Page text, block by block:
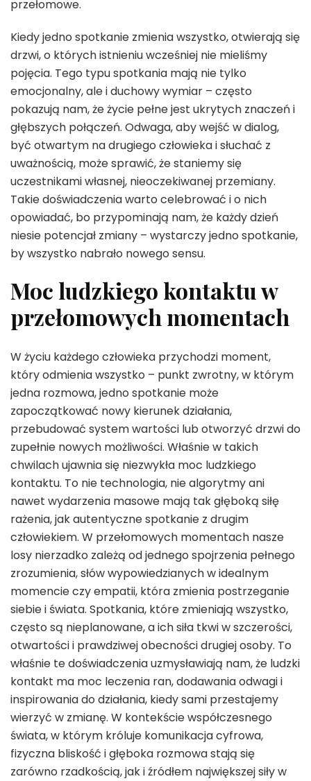
przełomowe.
Kiedy jedno spotkanie zmienia wszystko, otwierają się
drzwi, o których istnieniu wcześniej nie mieliśmy
pojęcia. Tego typu spotkania mają nie tylko
emocjonalny, ale i duchowy wymiar – często
pokazują nam, że życie pełne jest ukrytych znaczeń i
głębszych połączeń. Odwaga, aby wejść w dialog,
być otwartym na drugiego człowieka i słuchać z
uważnością, może sprawić, że staniemy się
uczestnikami własnej, nieoczekiwanej przemiany.
Takie doświadczenia warto celebrować i o nich
opowiadać, bo przypominają nam, że każdy dzień
niesie potencjał zmiany – wystarczy jedno spotkanie,
by wszystko nabrało nowego sensu.
Moc ludzkiego kontaktu w
przełomowych momentach
W życiu każdego człowieka przychodzi moment,
który odmienia wszystko – punkt zwrotny, w którym
jedna rozmowa, jedno spotkanie może
zapoczątkować nowy kierunek działania,
przebudować system wartości lub otworzyć drzwi do
zupełnie nowych możliwości. Właśnie w takich
chwilach ujawnia się niezwykła moc ludzkiego
kontaktu. To nie technologia, nie algorytmy ani
nawet wydarzenia masowe mają tak głęboką siłę
rażenia, jak autentyczne spotkanie z drugim
człowiekiem. W przełomowych momentach nasze
losy nierzadko zależą od jednego spojrzenia pełnego
zrozumienia, słów wypowiedzianych w idealnym
momencie czy empatii, która zmienia postrzeganie
siebie i świata. Spotkania, które zmieniają wszystko,
często są nieplanowane, a ich siła tkwi w szczerości,
otwartości i prawdziwej obecności drugiej osoby. To
właśnie te doświadczenia uzmysławiają nam, że ludzki
kontakt ma moc leczenia ran, dodawania odwagi i
inspirowania do działania, kiedy sami przestajemy
wierzyć w zmianę. W kontekście współczesnego
świata, w którym króluje komunikacja cyfrowa,
fizyczna bliskość i głęboka rozmowa stają się
zarówno rzadkością, jak i źródłem największej siły w